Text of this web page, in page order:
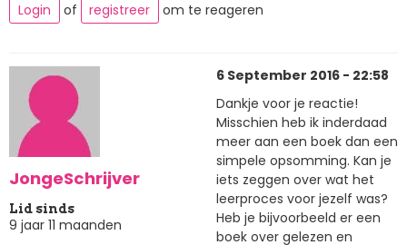
Login
of registreer om te reageren
JongeSchrijver
Lid sinds
9 jaar 11 maanden
6 September 2016 - 22:58
Dankje voor je reactie!
Misschien heb ik inderdaad
meer aan een boek dan een
simpele opsomming. Kan je
iets zeggen over wat het
leerproces voor jezelf was?
Heb je bijvoorbeeld er een
boek over gelezen en